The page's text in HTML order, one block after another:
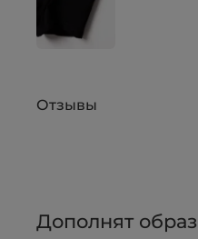
Отзывы
Дополнят образ